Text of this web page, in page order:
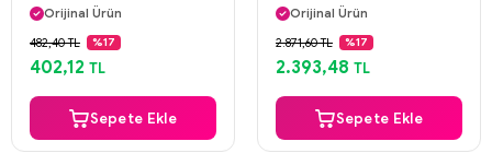
Orijinal Ürün
Güvenli Ödeme
Aynı Gün Kargo
482,40 TL %17
402,12 TL
Sepete Ekle
Orijinal Ürün
Güvenli Ödeme
Aynı Gün Kargo
2.871,60 TL %17
2.393,48 TL
Sepete Ekle